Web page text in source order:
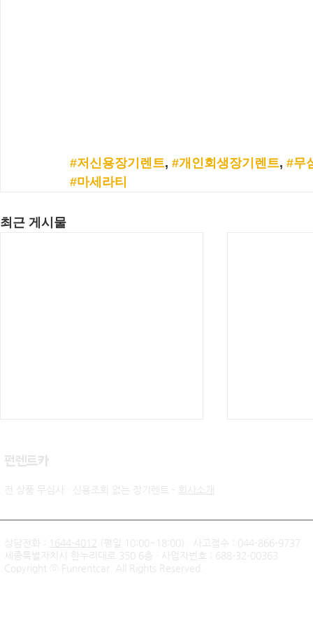
#저신용장기렌트, #개인회생장기렌트, #무
#마세라티
최근 게시물
신불자 기아 쏘렌토 하이브리
드 무심사 장기렌트 출고후기
팰리세이드
​펀렌트카
전 상품 무심사 · 신용조회 없는 장기렌트 - 회사소개
상담전화 : 1644-4012
(평일 10:00~18:00) · 사고접수 : 044-866-9737
세종특별자치시 한누리대로 350 6층 · 사업자번호 : 688-32-00363
Copyright ⓒ Funrentcar. All Rights Reserved.